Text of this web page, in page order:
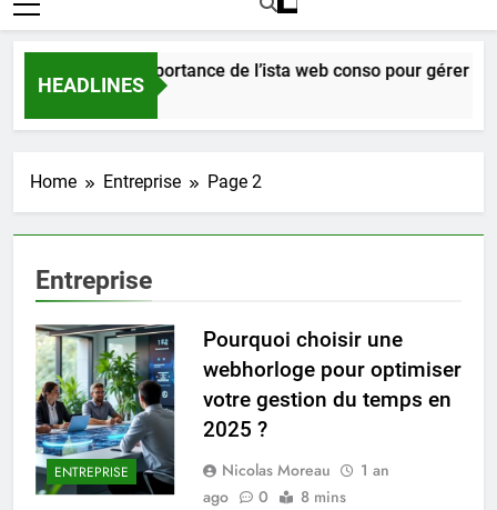
HEADLINES
l’importance de l’ista web conso pour gérer vos
Jours Ago
Home Entreprise Page 2
Entreprise
ENTREPRISE
Pourquoi choisir une
webhorloge pour optimiser
votre gestion du temps en
2025 ?
Nicolas Moreau
1 an
ago
0 8 mins